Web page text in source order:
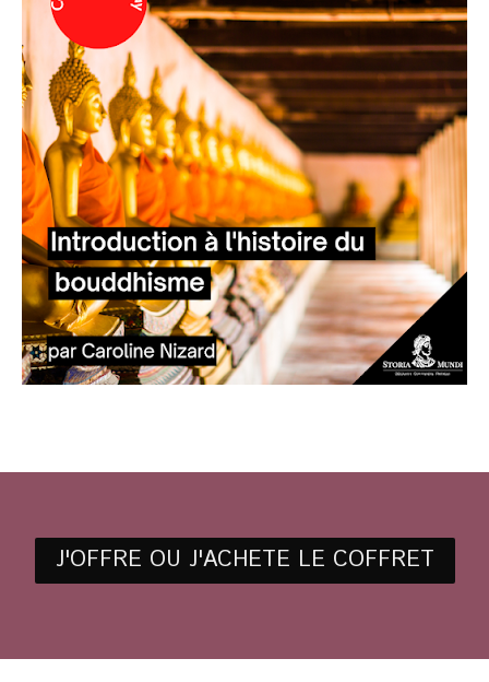
J'OFFRE OU J'ACHETE LE COFFRET